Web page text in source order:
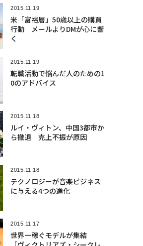
2015.11.19
米「富裕層」50歳以上の購買
行動 メールよりDMが心に響
く
2015.11.19
転職活動で悩んだ人のための1
0のアドバイス
2015.11.18
ルイ・ヴィトン、中国3都市か
ら撤退 売上不振が原因
2015.11.18
テクノロジーが音楽ビジネス
に与える4つの進化
2015.11.17
世界一稼ぐモデルが集結